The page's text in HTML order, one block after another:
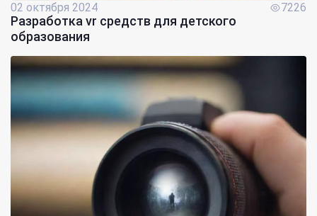
02 октября 2024 7226
Разработка vr средств для детского
образования